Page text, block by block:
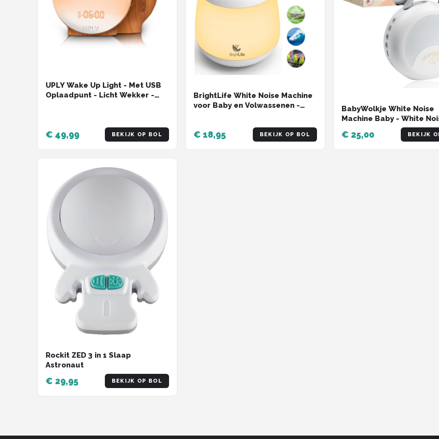
UPLY Wake Up Light - Met USB
Oplaadpunt - Licht Wekker -
€ 49,99 BEKIJK OP BOL
BrightLife White Noise Machine
voor Baby en Volwassenen -
Inclusief eBook
€ 18,95 BEKIJK OP BOL
BabyWolkje White Noise
Machine Baby - White
Witte Ruis Machine -
Apparaat - 30 Geluiden -
Draadloos en
€ 25,00 BEKIJK
Rockit ZED 3 in 1 Slaap
Astronaut
€ 29,95 BEKIJK OP BOL